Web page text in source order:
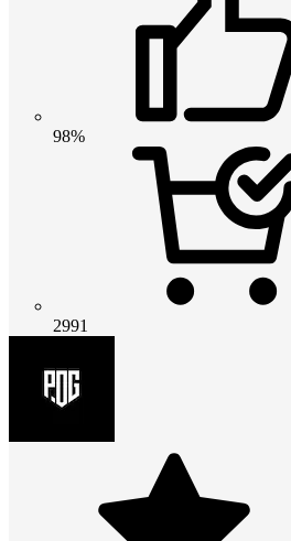
98%
2991